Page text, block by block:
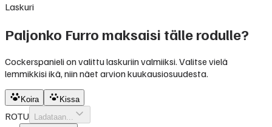
Laskuri
Paljonko Furro maksaisi tälle rodulle?
Cockerspanieli on valittu laskuriin valmiiksi. Valitse vielä
lemmikkisi ikä, niin näet arvion kuukausiosuudesta.
Koira Kissa
ROTU Ladataan...